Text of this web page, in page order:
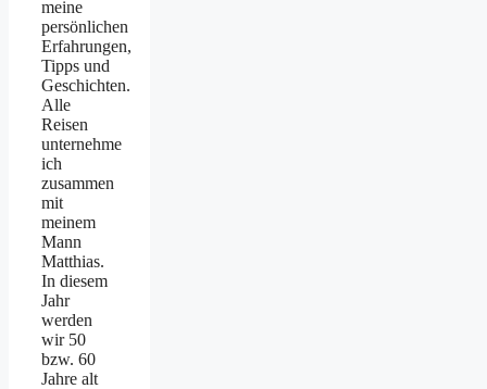
meine
persönlichen
Erfahrungen,
Tipps und
Geschichten.
Alle
Reisen
unternehme
ich
zusammen
mit
meinem
Mann
Matthias.
In diesem
Jahr
werden
wir 50
bzw. 60
Jahre alt